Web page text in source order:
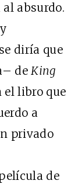
absurdo.
diría que
deKing
el libro que
a
privado
de